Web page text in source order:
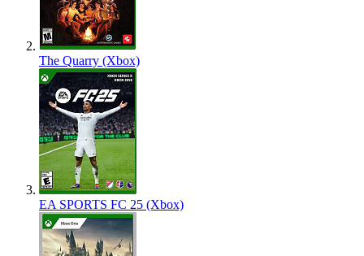
The Quarry (Xbox)
EA SPORTS FC 25 (Xbox)